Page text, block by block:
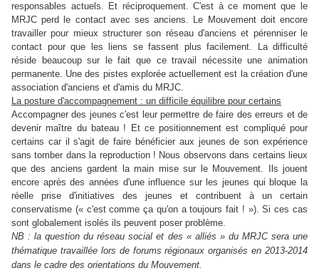
responsables actuels. Et réciproquement. C'est à ce moment que le
MRJC perd le contact avec ses anciens. Le Mouvement doit encore
travailler pour mieux structurer son réseau d'anciens et pérenniser le
contact pour que les liens se fassent plus facilement. La difficulté
réside beaucoup sur le fait que ce travail nécessite une animation
permanente. Une des pistes explorée actuellement est la création d'une
association d'anciens et d'amis du MRJC.
La posture d'accompagnement : un difficile équilibre pour certains
Accompagner des jeunes c'est leur permettre de faire des erreurs et de
devenir maître du bateau ! Et ce positionnement est compliqué pour
certains car il s'agit de faire bénéficier aux jeunes de son expérience
sans tomber dans la reproduction ! Nous observons dans certains lieux
que des anciens gardent la main mise sur le Mouvement. Ils jouent
encore après des années d'une influence sur les jeunes qui bloque la
réelle prise d'initiatives des jeunes et contribuent à un certain
conservatisme (« c'est comme ça qu'on a toujours fait ! »). Si ces cas
sont globalement isolés ils peuvent poser problème.
NB : la question du réseau social et des « alliés » du MRJC sera une
thématique travaillée lors de forums régionaux organisés en 2013-2014
dans le cadre des orientations du Mouvement.